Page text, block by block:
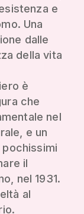
e
Una
dalle
della vita
è
che
nel
e un
il
nel 1931.
al